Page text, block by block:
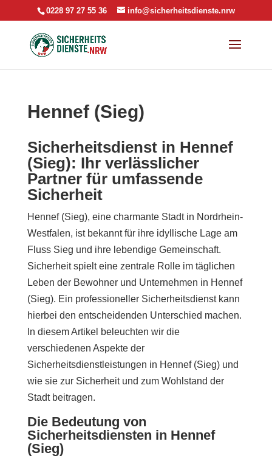
0228 97 27 55 36 info@sicherheitsdienste.nrw
Hennef (Sieg)
Sicherheitsdienst in Hennef
(Sieg): Ihr verlässlicher
Partner für umfassende
Sicherheit
Hennef (Sieg), eine charmante Stadt in Nordrhein-
Westfalen, ist bekannt für ihre idyllische Lage am
Fluss Sieg und ihre lebendige Gemeinschaft.
Sicherheit spielt eine zentrale Rolle im täglichen
Leben der Bewohner und Unternehmen in Hennef
(Sieg). Ein professioneller Sicherheitsdienst kann
hierbei den entscheidenden Unterschied machen.
In diesem Artikel beleuchten wir die
verschiedenen Aspekte der
Sicherheitsdienstleistungen in Hennef (Sieg) und
wie sie zur Sicherheit und zum Wohlstand der
Stadt beitragen.
Die Bedeutung von
Sicherheitsdiensten in Hennef
(Sieg)